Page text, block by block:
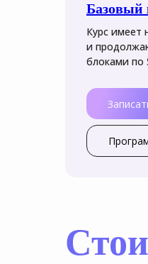
Базовый
Курс
и
блоками по